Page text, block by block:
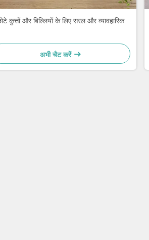
कुत्तों और बिल्लियों के लिए सरल और व्यावहारिक
अभी चैट करें